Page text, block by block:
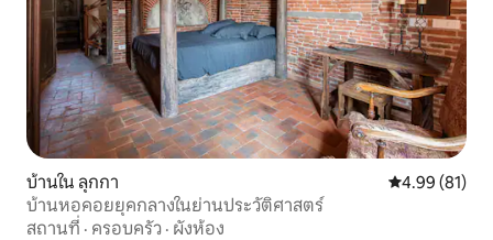
บ้านใน ลุกกา คะแนนเฉลี่ย
4.99 (81)
บ้านหอคอยยุคกลางในย่านประวัติศาสตร์
สถานที่ · ครอบครัว · ผังห้อง